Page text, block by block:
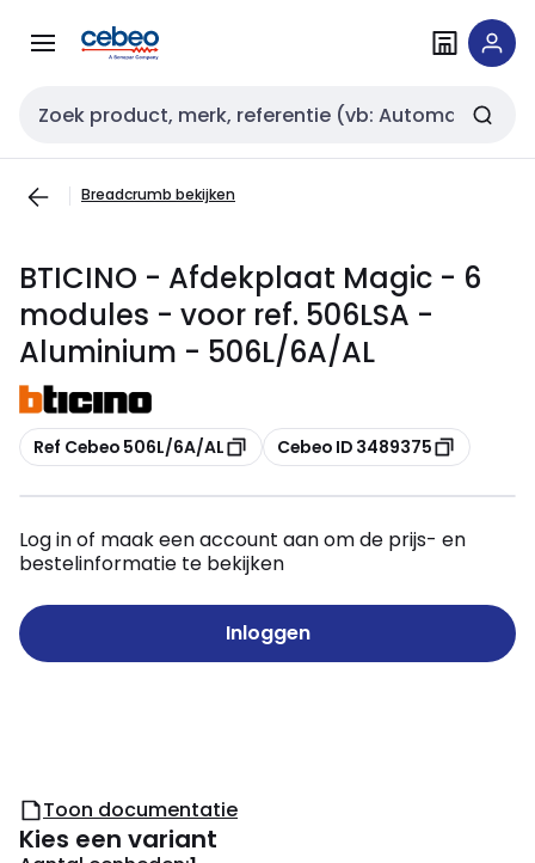
naar
naar
Zoekveld invoer
Breadcrumb bekijken
BTICINO - Afdekplaat Magic - 6
modules - voor ref. 506LSA -
Aluminium - 506L/6A/AL
Kopiëren
Ref Cebeo 506L/6A/AL Kopiëren
Cebeo ID 3489375
Log in of maak een account aan om de prijs- en
bestelinformatie te bekijken
Inloggen
Toon documentatie
Kies een variant